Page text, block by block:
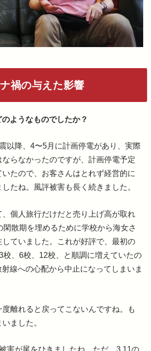
禍の与えた影響
ようなものでしたか？
以降、4〜5月に計画停電があり、実際
らなかったのですが、計画停電予定
たので、お客さんはとれず経営的に
たね。風評被害も長く続きました。
個人旅行だけだと売り上げ高が取れ
閑散期を埋めるために学校から海女さ
していました。これが好評で、最初の
校、6校、12校、と順調に増えていたの
線への心配から中止になってしまいま
離れると戻ってこないんですね。も
ました。
害が尾をひきましたね。ただ、3.11の